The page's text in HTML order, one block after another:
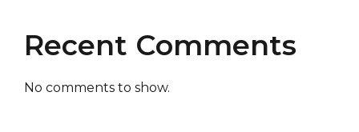
Recent Comments
No comments to show.